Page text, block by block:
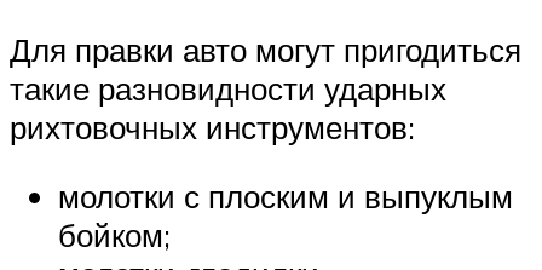
Для правки авто могут пригодиться
такие разновидности ударных
рихтовочных инструментов:
молотки с плоским и выпуклым
бойком;